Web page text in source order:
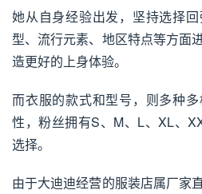
她从自身经验出发，坚持选择
型、流行元素、地区特点等方面
造更好的上身体验。
而衣服的款式和型号，则多种
性，粉丝拥有S、M、L、XL、
选择。
由于大迪迪经营的服装店属厂家